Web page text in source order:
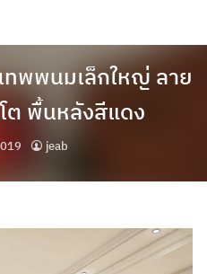
ทพพนมเล็กใหญ่ ลาย
ต พื้นหลังสีแดง
jeab